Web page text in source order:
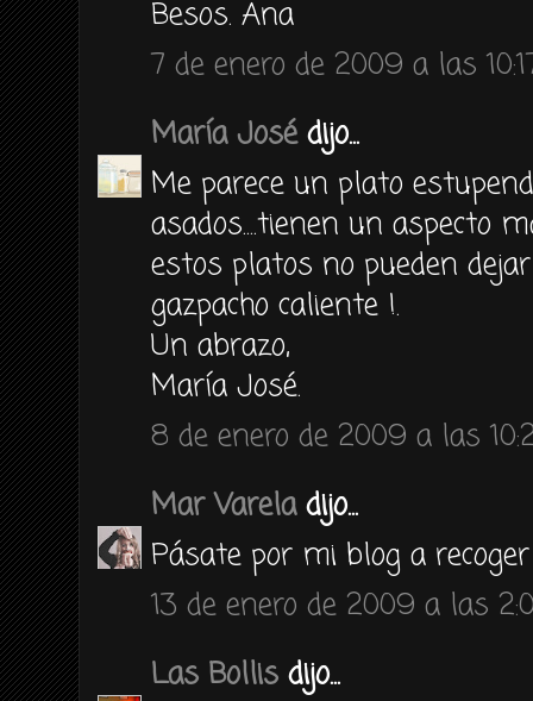
Besos. Ana
7 de enero de 2009 a las
María Josédijo...
Me parece un plato
asados....tienen un aspecto
estos platos no pueden
gazpacho caliente !.
Un abrazo,
María José.
8 de enero de 2009 a las
Mar Vareladijo...
Pásate por mi blog a
13 de enero de 2009 a las
Las Bollis dijo...